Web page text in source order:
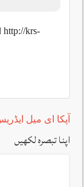
http://krs-
آپکا ای میل
اپنا تبصرہ لکھیں